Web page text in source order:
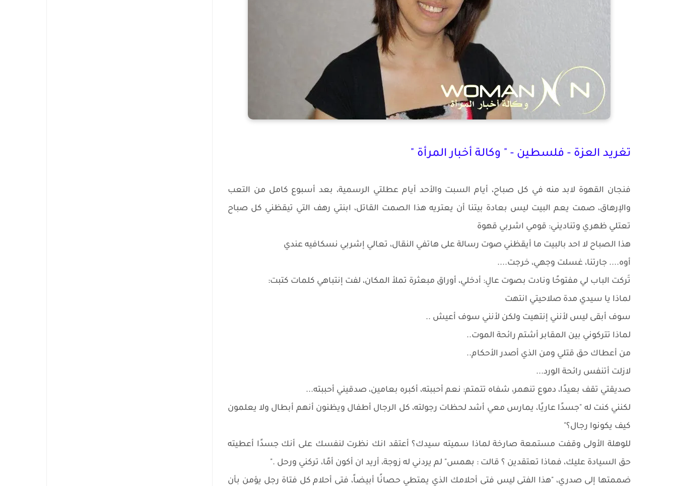
تغريد العزة - فلسطين - " وكالة أخبار المرأة "
فنجان القهوة لابد منه في كل صباح، أيام السبت والأحد أيام عطلتي الرسمية، بعد أسبوع كامل من التعب
والإرهاق، صمت يعم البيت ليس بعادة بيتنا أن يعتريه هذا الصمت القاتل، ابنتي رهف التي تيقظني كل صباح
تعتلي ظهري وتناديني: قومي اشربي قهوة
هذا الصباح لا احد بالبيت ما أيقظني صوت رسالة على هاتفي النقال، تعالي إشربي نسكافيه عندي
أوه.... جارتنا، غسلت وجهي، خرجت....
تَركت الباب لي مفتوحًا ونادت بصوت عالِ: أدخلي، أوراق مبعثرة تملأ المكان، لفت إنتباهي كلمات كتبت:
لماذا يا سيدي مدة صلاحيتي انتهت
سوف أبقى ليس لأنني إنتهيت ولكن لأنني سوف أعيش ..
لماذا تتركوني بين المقابر أشتم رائحة الموت..
من أعطاك حق قتلي ومن الذي أصدر الأحكام..
لازلت أتنفس رائحة الورد...
صديقتي تقف بعيدًا، دموع تنهمر، شفاه تتمتم: نعم أحببته، أكبره بعامين، صدقيني أحببته...
لكنني كنت له "جسدًا عاريًا، يمارس معي أشد لحظات رجولته، كل الرجال أطفال ويظنون أنهم أبطال ولا يعلمون
كيف يكونوا رجال؟"
للوهلة الأولى وقفت مستمعة صارخة لماذا سميته سيدك؟ أعتقد انك نظرت لنفسك على أنك جسدًا أعطيته
حق السيادة عليك، فماذا تعتقدين ؟ قالت : بهمس" لم يردني له زوجة، أريد ان أكون أمًا، تركني ورحل ."
ضممتها إلى صدري، "هذا الفتى ليس فتى أحلامك الذي يمتطي حصانًا أبيضاً، فتى أحلام كل فتاة رجل يؤمن بأن